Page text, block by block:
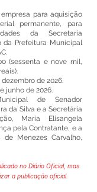
para aquisição
permanente, para
da Secretaria
da Prefeitura Municipal
(sessenta e nove mil,
dezembro de 2026.
junho de 2026.
de Senador
da Silva e a Secretária
Maria Elisangela
pela Contratante, e a
Menezes Carvalho,
no Diário Oficial, mas
a publicação oficial.